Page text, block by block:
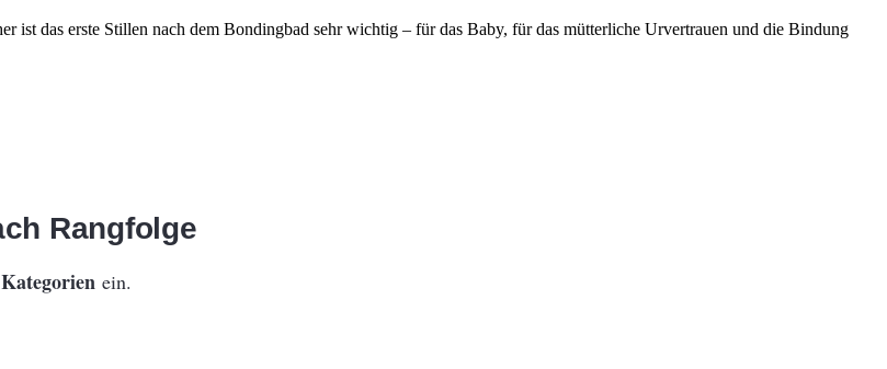
das erste Stillen nach dem Bondingbad sehr wichtig – für das Baby, für das mütterliche Urvertrauen und die Bindung
Rangfolge
ein.